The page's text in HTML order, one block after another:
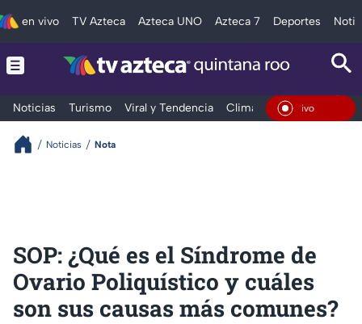
en vivo TV Azteca Azteca UNO Azteca 7 Deportes
Noticias Turismo Viral y Tendencia Clima Tráfico En
Noticias Nota
SOP: ¿Qué es el Síndrome de
Ovario Poliquístico y cuáles
son sus causas más comunes?